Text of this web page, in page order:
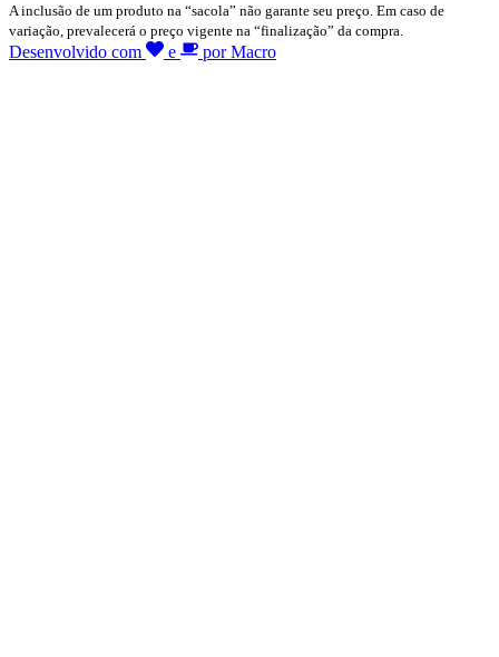
A inclusão de um produto na “sacola” não garante seu preço. Em caso de
variação, prevalecerá o preço vigente na “finalização” da compra.
Desenvolvido com e por Macro